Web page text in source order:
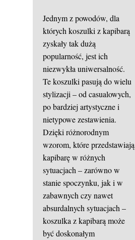
Jednym z powodów, dla
których koszulki z kapibarą
zyskały tak dużą
popularność, jest ich
niezwykła uniwersalność.
Te koszulki pasują do wielu
stylizacji – od casualowych,
po bardziej artystyczne i
nietypowe zestawienia.
Dzięki różnorodnym
wzorom, które przedstawiają
kapibarę w różnych
sytuacjach – zarówno w
stanie spoczynku, jak i w
zabawnych czy nawet
absurdalnych sytuacjach –
koszulka z kapibarą może
być doskonałym